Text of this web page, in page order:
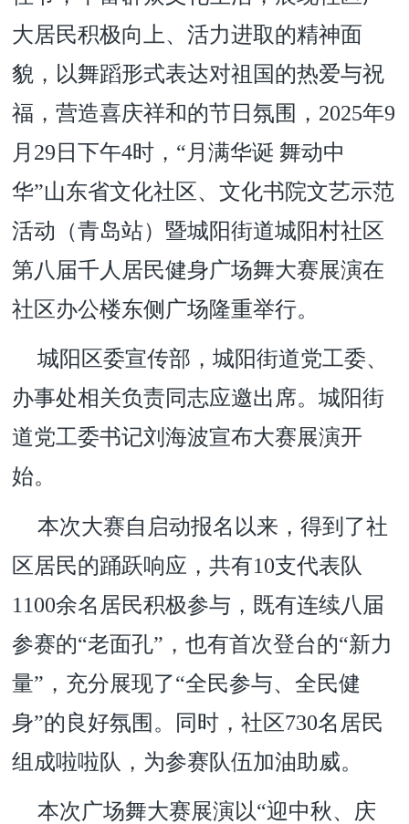
大居民积极向上、活力进取的精神面
貌，以舞蹈形式表达对祖国的热爱与祝
福，营造喜庆祥和的节日氛围，2025年9
月29日下午4时， “月满华诞 舞动中
华”山东省文化社区、文化书院文艺示范
活动（青岛站）暨城阳街道城阳村社区
第八届千人居民健身广场舞大赛展演在
社区办公楼东侧广场隆重举行。
城阳区委宣传部，城阳街道党工委、
办事处相关负责同志应邀出席。城阳街
道党工委书记刘海波宣布大赛展演开
始。
本次大赛自启动报名以来，得到了社
区居民的踊跃响应，共有10支代表队
1100余名居民积极参与，既有连续八届
参赛的“老面孔”，也有首次登台的“新力
量”，充分展现了“全民参与、全民健
身”的良好氛围。同时，社区730名居民
组成啦啦队，为参赛队伍加油助威。
本次广场舞大赛展演以“迎中秋、庆